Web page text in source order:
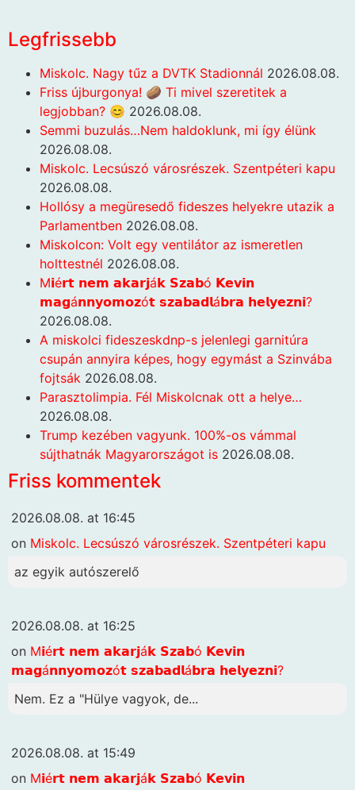
Legfrissebb
Miskolc. Nagy tűz a DVTK Stadionnál 2026.08.08.
Friss újburgonya! 🥔 Ti mivel szeretitek a
legjobban? 😊 2026.08.08.
Semmi buzulás…Nem haldoklunk, mi így élünk
2026.08.08.
Miskolc. Lecsúszó városrészek. Szentpéteri kapu
2026.08.08.
Hollósy a megüresedő fideszes helyekre utazik a
Parlamentben 2026.08.08.
Miskolcon: Volt egy ventilátor az ismeretlen
holttestnél 2026.08.08.
M𝗶é𝗿𝘁 𝗻𝗲𝗺 𝗮𝗸𝗮𝗿𝗷á𝗸 𝗦𝘇𝗮𝗯ó 𝗞𝗲𝘃𝗶𝗻
𝗺𝗮𝗴á𝗻𝗻𝘆𝗼𝗺𝗼𝘇ó𝘁 𝘀𝘇𝗮𝗯𝗮𝗱𝗹á𝗯𝗿𝗮 𝗵𝗲𝗹𝘆𝗲𝘇𝗻𝗶?
2026.08.08.
A miskolci fideszeskdnp-s jelenlegi garnitúra
csupán annyira képes, hogy egymást a Szinvába
fojtsák 2026.08.08.
Parasztolimpia. Fél Miskolcnak ott a helye…
2026.08.08.
Trump kezében vagyunk. 100%-os vámmal
sújthatnák Magyarországot is 2026.08.08.
Friss kommentek
2026.08.08. at 16:45
on Miskolc. Lecsúszó városrészek. Szentpéteri kapu
az egyik autószerelő
2026.08.08. at 16:25
on M𝗶é𝗿𝘁 𝗻𝗲𝗺 𝗮𝗸𝗮𝗿𝗷á𝗸 𝗦𝘇𝗮𝗯ó 𝗞𝗲𝘃𝗶𝗻
𝗺𝗮𝗴á𝗻𝗻𝘆𝗼𝗺𝗼𝘇ó𝘁 𝘀𝘇𝗮𝗯𝗮𝗱𝗹á𝗯𝗿𝗮 𝗵𝗲𝗹𝘆𝗲𝘇𝗻𝗶?
Nem. Ez a "Hülye vagyok, de...
2026.08.08. at 15:49
on M𝗶é𝗿𝘁 𝗻𝗲𝗺 𝗮𝗸𝗮𝗿𝗷á𝗸 𝗦𝘇𝗮𝗯ó 𝗞𝗲𝘃𝗶𝗻